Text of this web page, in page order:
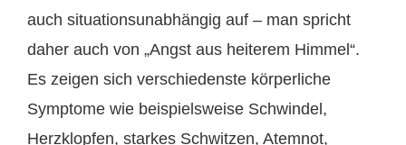
auch situationsunabhängig auf – man spricht
daher auch von „Angst aus heiterem Himmel“.
Es zeigen sich verschiedenste körperliche
Symptome wie beispielsweise Schwindel,
Herzklopfen, starkes Schwitzen, Atemnot,